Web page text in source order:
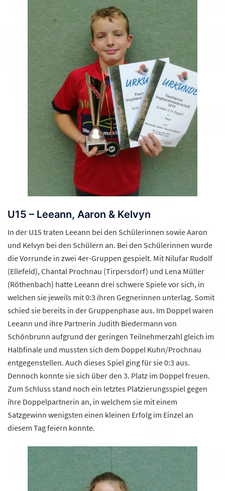
U15 – Leeann, Aaron & Kelvyn
In der U15 traten Leeann bei den Schülerinnen sowie Aaron
und Kelvyn bei den Schülern an. Bei den Schülerinnen wurde
die Vorrunde in zwei 4er-Gruppen gespielt. Mit Nilufar Rudolf
(Ellefeld), Chantal Prochnau (Tirpersdorf) und Lena Müller
(Röthenbach) hatte Leeann drei schwere Spiele vor sich, in
welchen sie jeweils mit 0:3 ihren Gegnerinnen unterlag. Somit
schied sie bereits in der Gruppenphase aus. Im Doppel waren
Leeann und ihre Partnerin Judith Biedermann von
Schönbrunn aufgrund der geringen Teilnehmerzahl gleich im
Halbfinale und mussten sich dem Doppel Kuhn/Prochnau
entgegenstellen. Auch dieses Spiel ging für sie 0:3 aus.
Dennoch konnte sie sich über den 3. Platz im Doppel freuen.
Zum Schluss stand noch ein letztes Platzierungsspiel gegen
ihre Doppelpartnerin an, in welchem sie mit einem
Satzgewinn wenigsten einen kleinen Erfolg im Einzel an
diesem Tag feiern konnte.